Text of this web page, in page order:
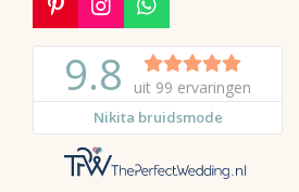
P
i
n
e
e
I
n
s
t
a
g
r
a
m
W
h
a
t
s
A
p